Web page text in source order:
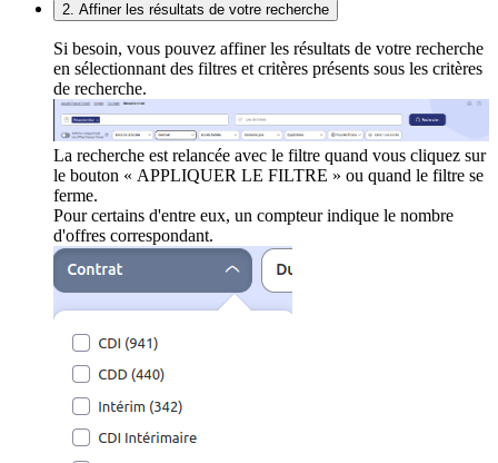
2. Affiner les résultats de votre recherche
Si besoin, vous pouvez affiner les résultats de votre recherche
en sélectionnant des filtres et critères présents sous les critères
de recherche.
La recherche est relancée avec le filtre quand vous cliquez sur
le bouton « APPLIQUER LE FILTRE » ou quand le filtre se
ferme.
Pour certains d'entre eux, un compteur indique le nombre
d'offres correspondant.